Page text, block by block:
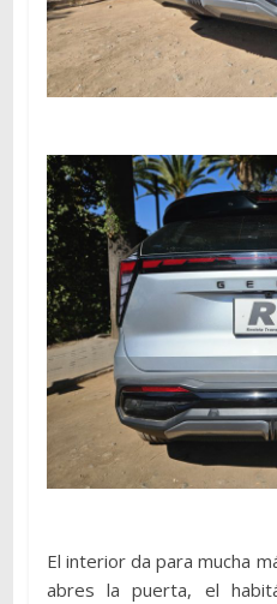
El interior da para mucha
abres la puerta, el